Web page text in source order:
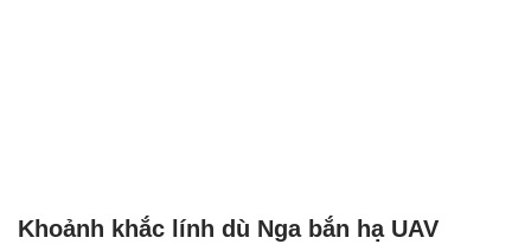
Khoảnh khắc lính dù Nga bắn hạ UAV